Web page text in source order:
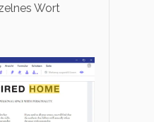
Wort